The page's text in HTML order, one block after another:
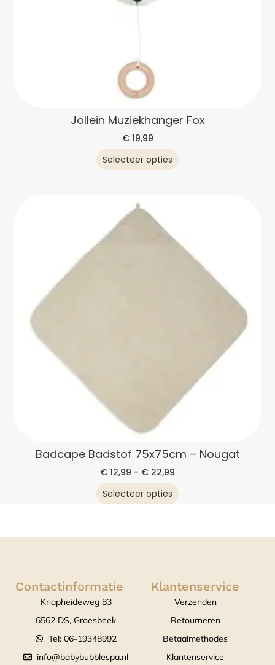
Jollein Muziekhanger Fox
€19,99
Selecteer opties
Badcape Badstof 75x75cm – Nougat
€ 12,99 - € 22,99
Selecteer opties
Contactinformatie
Knapheideweg 83
6562 DS, Groesbeek
Tel: 06-19348992
info@babybubblespa.nl
Klantenservice
Verzenden
Retourneren
Betaalmethodes
Klantenservice